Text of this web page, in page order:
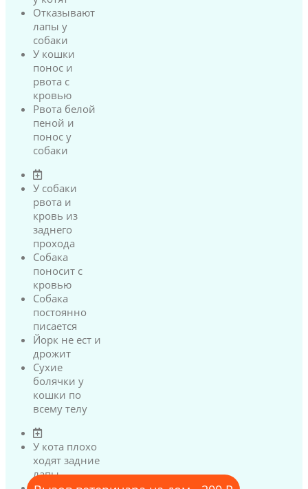
Отказывают
лапы у
собаки
У кошки
понос и
рвота с
кровью
Рвота белой
пеной и
понос у
собаки
У собаки
рвота и
кровь из
заднего
прохода
Собака
поносит с
кровью
Собака
постоянно
писается
Йорк не ест и
дрожит
Сухие
болячки у
кошки по
всему телу
У кота плохо
ходят задние
лапы